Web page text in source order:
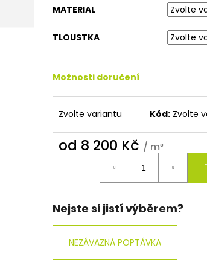
MATERIAL
TLOUSTKA
Možnosti doručení
Zvolte variantu Kód: Zvolte
od 8 200 Kč / m³
Nejste si jistí výběrem?
NEZÁVAZNÁ POPTÁVKA